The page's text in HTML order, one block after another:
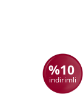
%10
indirimli